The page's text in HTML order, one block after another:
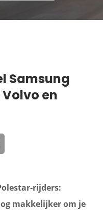
Samsung
en
rijders:
makkelijker om je